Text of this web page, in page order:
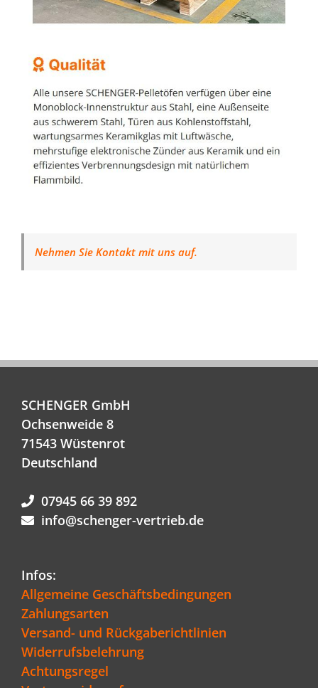
Nehmen Sie Kontakt mit uns auf.
SCHENGER GmbH
Ochsenweide 8
71543 Wüstenrot
Deutschland
07945 66 39 892
info@schenger-vertrieb.de
Infos:
Allgemeine Geschäftsbedingungen
Zahlungsarten
Versand- und Rückgaberichtlinien
Widerrufsbelehrung
Achtungsregel